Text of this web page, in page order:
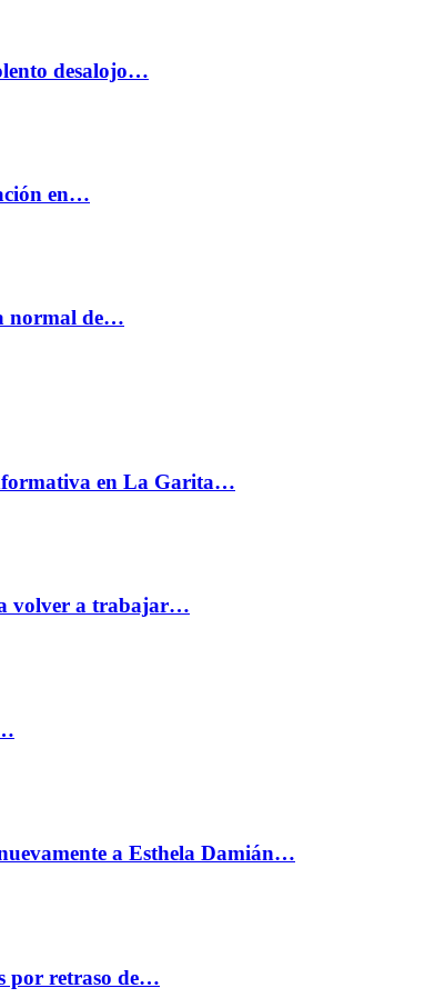
desalojo…
en…
normal de…
en La Garita…
volver a trabajar…
a Esthela Damián…
por retraso de…